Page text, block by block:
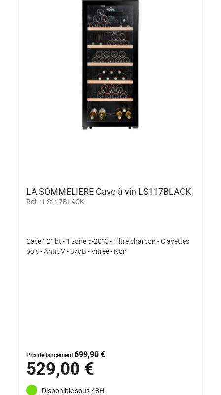
LA SOMMELIERE Cave à vin LS117BLACK
Réf. : LS117BLACK
Cave 121bt - 1 zone 5-20°C - Filtre charbon - Clayettes
bois - AntiUV - 37dB - Vitrée - Noir
Prix de lancement699,90 €
529,00 €
Disponible sous 48H